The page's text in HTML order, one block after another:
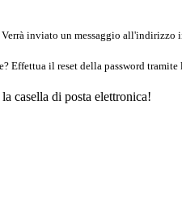
Verrà inviato un messaggio all'indirizzo
Effettua il reset della password tramite
casella di posta elettronica!